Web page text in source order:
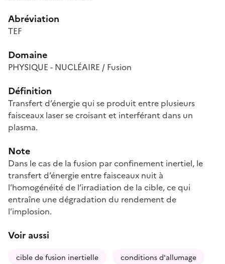
Abréviation
TEF
Domaine
PHYSIQUE - NUCLÉAIRE / Fusion
Définition
Transfert d’énergie qui se produit entre plusieurs
faisceaux laser se croisant et interférant dans un
plasma.
Note
Dans le cas de la fusion par confinement inertiel, le
transfert d’énergie entre faisceaux nuit à
l’homogénéité de l’irradiation de la cible, ce qui
entraîne une dégradation du rendement de
l’implosion.
Voir aussi
cible de fusion inertielle conditions d'allumage